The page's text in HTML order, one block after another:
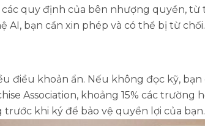
quy định của bên nhượng quyền,
bạn cần xin phép và có thể bị từ
điều khoản ẩn. Nếu không đọc kỹ,
Association, khoảng 15% các
khi ký để bảo vệ quyền lợi của bạn.